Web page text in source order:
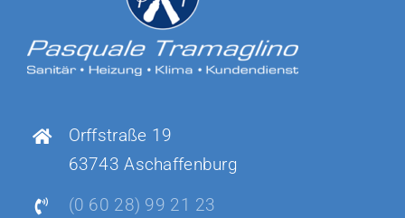
Orffstraße 19
63743 Aschaffenburg
(0 60 28) 99 21 23